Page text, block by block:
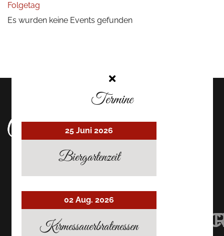
Folgetag
Es wurden keine Events gefunden
UHRMACHER’S
Termine
25 Juni 2026
Biergartenzeit
02 Aug. 2026
Kirmessauerbratenessen